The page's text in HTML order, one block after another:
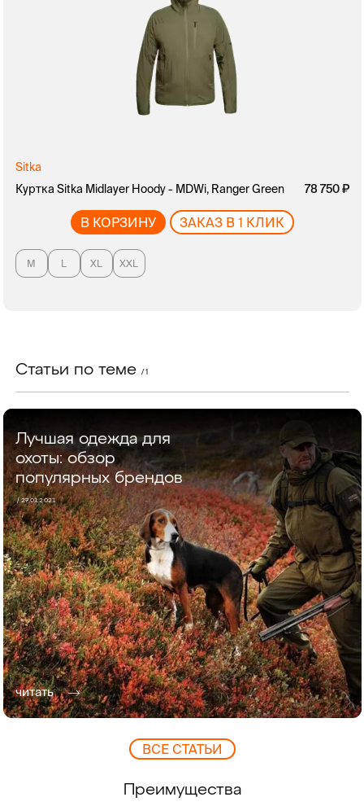
Sitka
Куртка Sitka Midlayer Hoody - MDWi, Ranger Green
78 750
В КОРЗИНУ ЗАКАЗ В 1 КЛИК
M XL XXL
руб.
Статьи по теме / 1
Лучшая одежда для
охоты: обзор
популярных брендов
/ 27.01.2021
читать
ВCЕ СТАТЬИ
Преимущества